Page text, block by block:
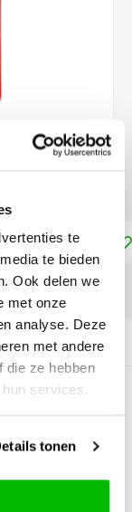
te
te bieden
Ook delen we
met onze
analyse. Deze
met andere
die ze hebben
services.
tonen